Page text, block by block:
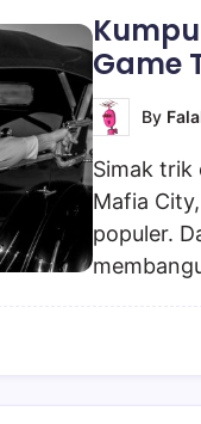
Game
By
Simak trik
Mafia
populer.